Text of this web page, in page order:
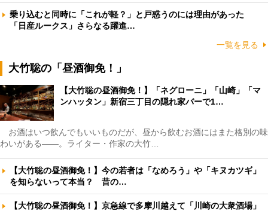
乗り込むと同時に「これが軽？」と戸惑うのには理由があった
「日産ルークス」さらなる躍進…
一覧を見る
大竹聡の「昼酒御免！」
【大竹聡の昼酒御免！】「ネグローニ」「山崎」「マ
ンハッタン」新宿三丁目の隠れ家バーで1…
お酒はいつ飲んでもいいものだが、昼から飲むお酒にはまた格別の味
わいがある――。ライター・作家の大竹…
【大竹聡の昼酒御免！】今の若者は「なめろう」や「キヌカツギ」
を知らないって本当？ 昔の…
【大竹聡の昼酒御免！】京急線で多摩川越えて「川崎の大衆酒場」